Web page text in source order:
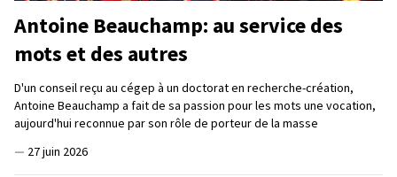
Antoine Beauchamp: au service des
mots et des autres
D'un conseil reçu au cégep à un doctorat en recherche-création,
Antoine Beauchamp a fait de sa passion pour les mots une vocation,
aujourd'hui reconnue par son rôle de porteur de la masse
— 27 juin 2026